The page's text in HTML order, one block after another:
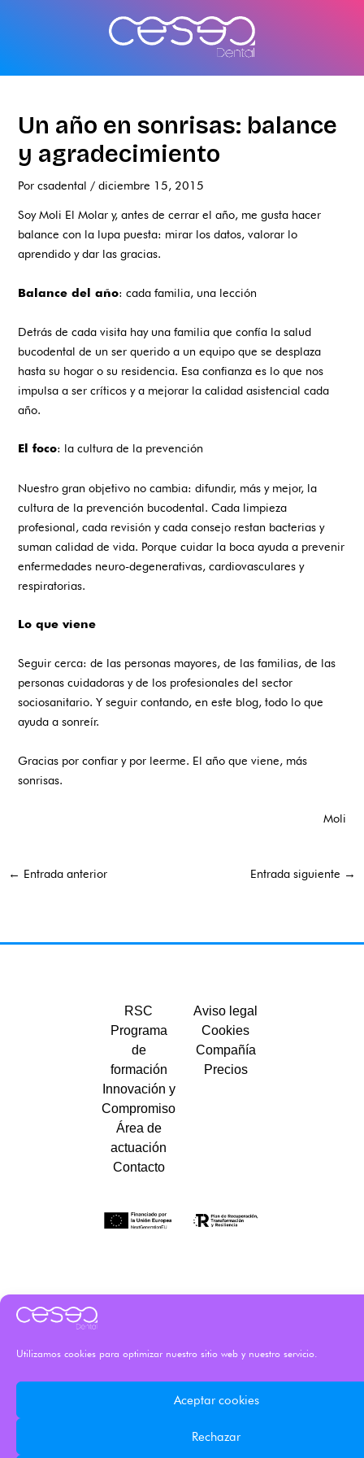
Utilizamos cookies para optimizar nuestro sitio web y nuestro servicio.
Aceptar cookies
Rechazar
Un año en sonrisas: balance
y agradecimiento
Porcsadental /diciembre 15, 2015
Soy Moli El Molar y, antes de cerrar el año, me gusta hacer
balance con la lupa puesta: mirar los datos, valorar lo
aprendido y dar las gracias.
Balance del año: cada familia, una lección
Detrás de cada visita hay una familia que confía la salud
bucodental de un ser querido a un equipo que se desplaza
hasta su hogar o su residencia. Esa confianza es lo que nos
impulsa a ser críticos y a mejorar la calidad asistencial cada
año.
El foco: la cultura de la prevención
Nuestro gran objetivo no cambia: difundir, más y mejor, la
cultura de la prevención bucodental. Cada limpieza
profesional, cada revisión y cada consejo restan bacterias y
suman calidad de vida. Porque cuidar la boca ayuda a prevenir
enfermedades neuro-degenerativas, cardiovasculares y
respiratorias.
Lo que viene
Seguir cerca: de las personas mayores, de las familias, de las
personas cuidadoras y de los profesionales del sector
sociosanitario. Y seguir contando, en este blog, todo lo que
ayuda a sonreír.
Gracias por confiar y por leerme. El año que viene, más
sonrisas.
Moli
← Entrada anterior Entrada siguiente →
RSC
Programa
de
formación
Innovación y
Compromiso
Área de
actuación
Contacto
Aviso legal
Cookies
Compañía
Precios